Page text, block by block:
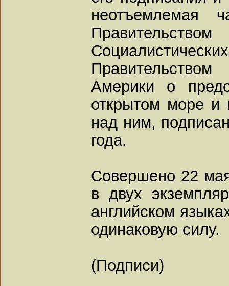
неотъемлемая
Америки о
открытом море и
над ним,
года.
Совершено 22
в двух
английском
одинаковую силу.
(Подписи)